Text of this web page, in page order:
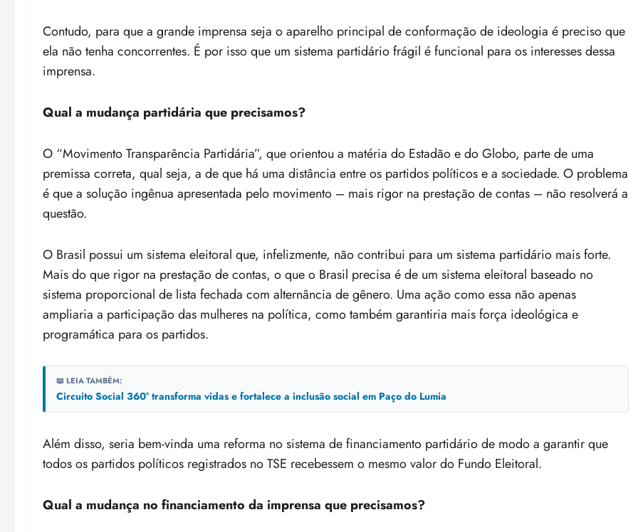
Contudo, para que a grande imprensa seja o aparelho principal de conformação de ideologia é preciso que
ela não tenha concorrentes. É por isso que um sistema partidário frágil é funcional para os interesses dessa
imprensa.
Qual a mudança partidária que precisamos?
O “Movimento Transparência Partidária”, que orientou a matéria do Estadão e do Globo, parte de uma
premissa correta, qual seja, a de que há uma distância entre os partidos políticos e a sociedade. O problema
é que a solução ingênua apresentada pelo movimento – mais rigor na prestação de contas – não resolverá a
questão.
O Brasil possui um sistema eleitoral que, infelizmente, não contribui para um sistema partidário mais forte.
Mais do que rigor na prestação de contas, o que o Brasil precisa é de um sistema eleitoral baseado no
sistema proporcional de lista fechada com alternância de gênero. Uma ação como essa não apenas
ampliaria a participação das mulheres na política, como também garantiria mais força ideológica e
programática para os partidos.
📖 LEIA TAMBÉM:
Circuito Social 360° transforma vidas e fortalece a inclusão social em Paço do Lumia
Além disso, seria bem-vinda uma reforma no sistema de financiamento partidário de modo a garantir que
todos os partidos políticos registrados no TSE recebessem o mesmo valor do Fundo Eleitoral.
Qual a mudança no financiamento da imprensa que precisamos?